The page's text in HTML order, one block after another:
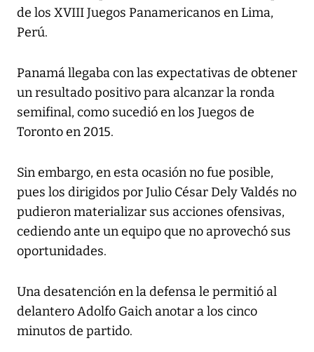
de los XVIII Juegos Panamericanos en Lima,
Perú.
Panamá llegaba con las expectativas de obtener
un resultado positivo para alcanzar la ronda
semifinal, como sucedió en los Juegos de
Toronto en 2015.
Sin embargo, en esta ocasión no fue posible,
pues los dirigidos por Julio César Dely Valdés no
pudieron materializar sus acciones ofensivas,
cediendo ante un equipo que no aprovechó sus
oportunidades.
Una desatención en la defensa le permitió al
delantero Adolfo Gaich anotar a los cinco
minutos de partido.